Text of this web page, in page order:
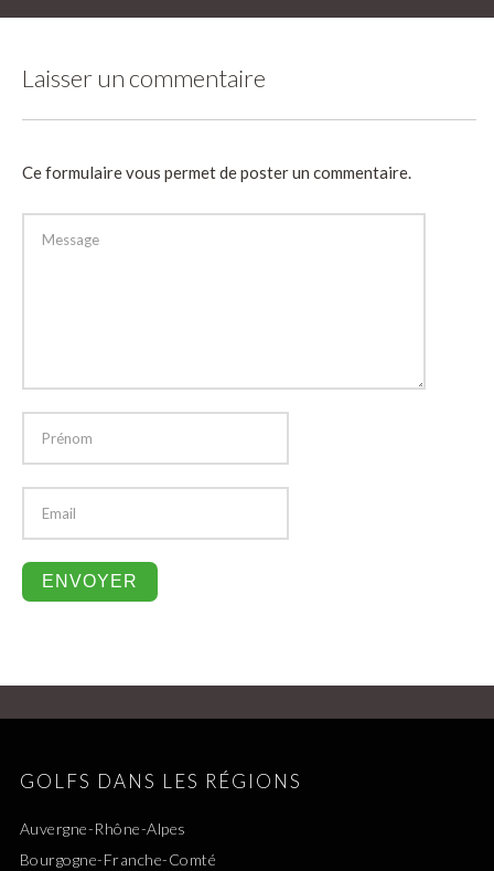
Laisser un commentaire
Ce formulaire vous permet de poster un commentaire.
GOLFS DANS LES RÉGIONS
Auvergne-Rhône-Alpes
Bourgogne-Franche-Comté